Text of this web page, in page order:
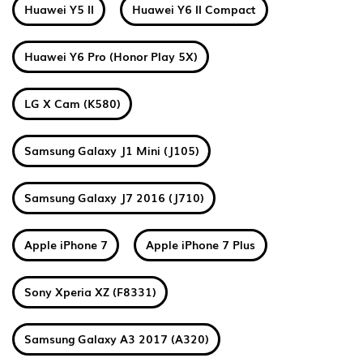
Huawei Y5 II Huawei Y6 II Compact
Huawei Y6 Pro (Honor Play 5X)
LG X Cam (K580)
Samsung Galaxy J1 Mini (J105)
Samsung Galaxy J7 2016 (J710)
Apple iPhone 7 Apple iPhone 7 Plus
Sony Xperia XZ (F8331)
Samsung Galaxy A3 2017 (A320)